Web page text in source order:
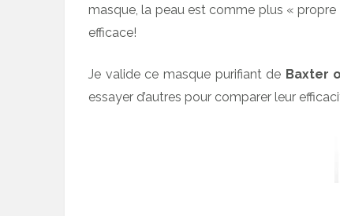
masque, la peau est comme plus «
efficace!
Je valide ce masque purifiant de Baxter
essayer d’autres pour comparer leur